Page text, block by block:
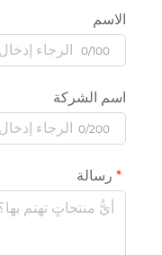
الاسم
0/100
اسم الشركة
0/200
رسالة